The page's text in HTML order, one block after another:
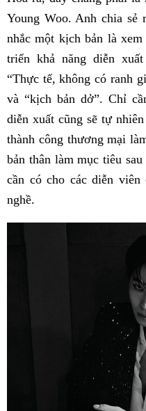
Young Woo. Anh chia sẻ
nhắc một kịch bản là
triển khả năng diễn
“Thực tế, không có ranh
và “kịch bản dở”. Chỉ
diễn xuất cũng sẽ tự
thành công thương mại
bản thân làm mục tiêu
cần có cho các diễn
nghề.